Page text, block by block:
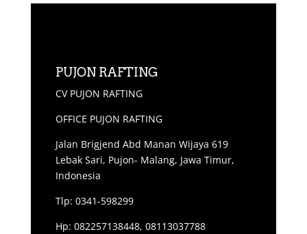
PUJON RAFTING
CV PUJON RAFTING
OFFICE PUJON RAFTING
Jalan Brigjend Abd Manan Wijaya 619
Lebak Sari, Pujon- Malang, Jawa Timur,
Indonesia
Tlp: 0341-598299
Hp: 082257138448, 08113037788